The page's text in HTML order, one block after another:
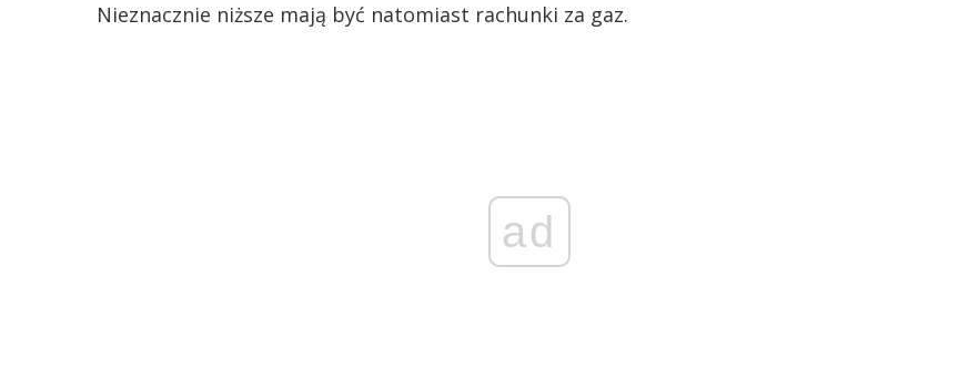
Nieznacznie niższe mają być natomiast rachunki za gaz.
ad